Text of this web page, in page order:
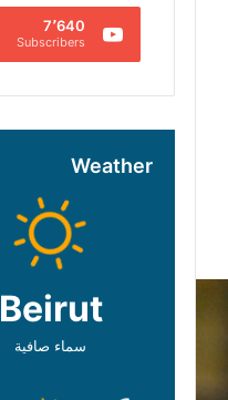
7٬640
Subscribers
Weather
Beirut
سماء صافية